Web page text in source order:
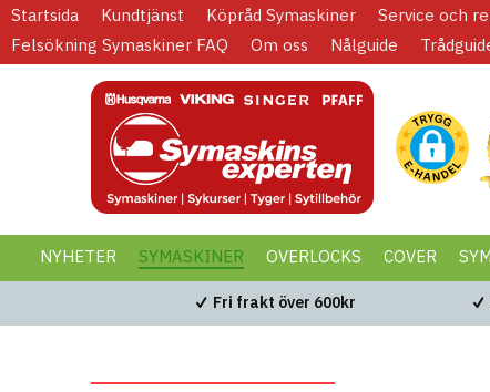
Startsida Kundtjänst Köpråd Symaskiner Service och
Felsökning Symaskiner FAQ
Om oss Nålguide
NYHETER SYMASKINER OVERLOCKS COVER
BLACK WEEKFri frakt över 600kr